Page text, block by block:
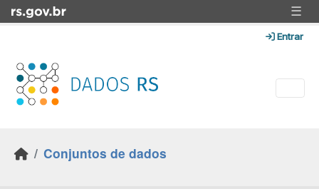
Skip to main content ☰
Entrar
Conjuntos de dados